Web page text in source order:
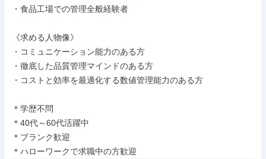
・食品工場での管理全般経験者
《求める人物像》
・コミュニケーション能力のある方
・徹底した品質管理マインドのある方
・コストと効率を最適化する数値管理能力のある方
＊学歴不問
＊40代～60代活躍中
＊ブランク歓迎
＊ハローワークで求職中の方歓迎